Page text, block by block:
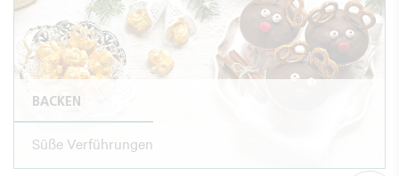
BACKEN
Süße Verführungen